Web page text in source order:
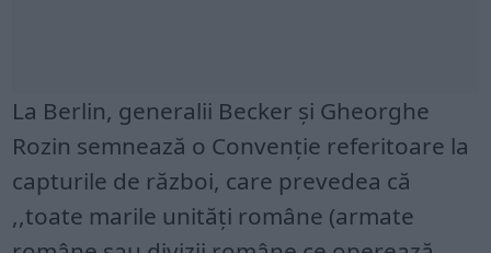
La Berlin, generalii Becker şi Gheorghe
Rozin semnează o Convenţie referitoare la
capturile de război, care prevedea că
,,toate marile unităţi române (armate